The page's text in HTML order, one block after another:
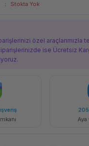
Stokta Yok
özel araçlarımızla
ise Ücretsiz
Aya